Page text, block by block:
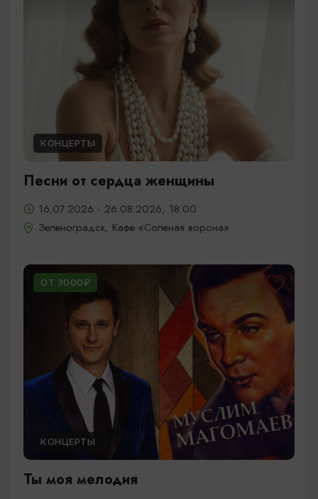
КОНЦЕРТЫ
Песни от сердца женщины
16.07.2026 - 26.08.2026, 18:00
Зеленоградск, Кафе «Соленая ворона»
ОТ 3000₽
КОНЦЕРТЫ
Ты моя мелодия